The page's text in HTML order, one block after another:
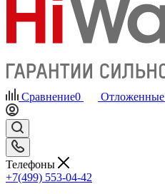
Сравнение0 Отложенные
Телефоны
+7(499) 553-04-42